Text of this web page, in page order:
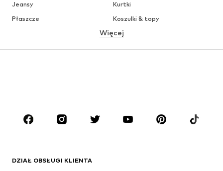
Jeansy
Kurtki
Płaszcze
Koszulki & topy
Bielizna
Akcesoria
Premium
Nowości
Więcej
DZIAŁ OBSŁUGI KLIENTA